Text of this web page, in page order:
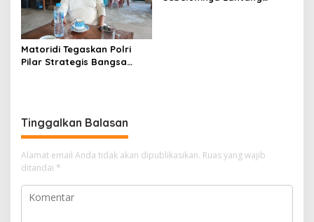
Matoridi Tegaskan Polri
Pilar Strategis Bangsa
Tinggalkan Balasan
Alamat email Anda tidak akan dipublikasikan. Ruas yang wajib
ditandai *